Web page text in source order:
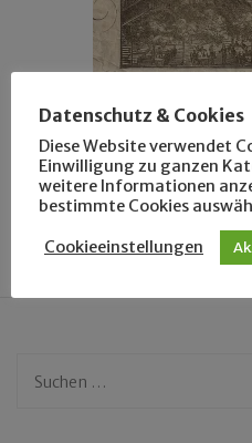
HISTORIE
Die
Suchen
Datenschutz & Cookies
Diese Website verwendet
Einwilligung zu ganzen
weitere Informationen
bestimmte Cookies
Cookieeinstellungen